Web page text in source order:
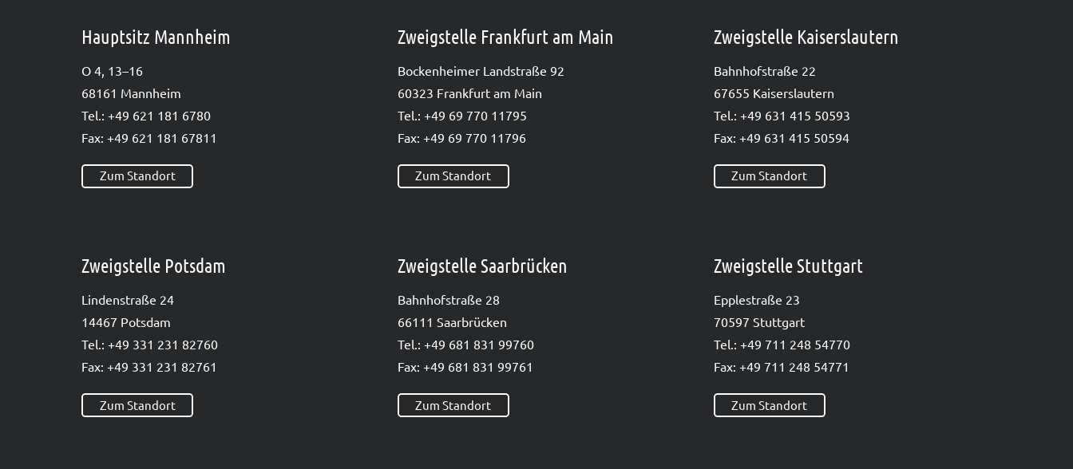
Hauptsitz Mannheim
O 4, 13–16
68161 Mann­heim
Tel.: +49 621 181 6780
Fax: +49 621 181 67811
Zum Standort
Zweigstelle Frankfurt am Main
Bocken­hei­mer Land­stra­ße 92
60323 Frank­furt am Main
Tel.: +49 69 770 11795
Fax: +49 69 770 11796
Zum Standort
Zweigstelle Kaiserslautern
Bahn­hof­stra­ße 22
67655 Kai­sers­lau­tern
Tel.: +49 631 415 50593
Fax: +49 631 415 50594
Zum Standort
Zweigstelle Potsdam
Lin­den­stra­ße 24
14467 Pots­dam
Tel.: +49 331 231 82760
Fax: +49 331 231 82761
Zum Standort
Zweigstelle Saarbrücken
Bahn­hof­stra­ße 28
66111 Saar­brü­cken
Tel.: +49 681 831 99760
Fax: +49 681 831 99761
Zum Standort
Zweigstelle Stuttgart
Epp­le­straße 23
70597 Stutt­gart
Tel.: +49 711 248 54770
Fax: +49 711 248 54771
Zum Standort